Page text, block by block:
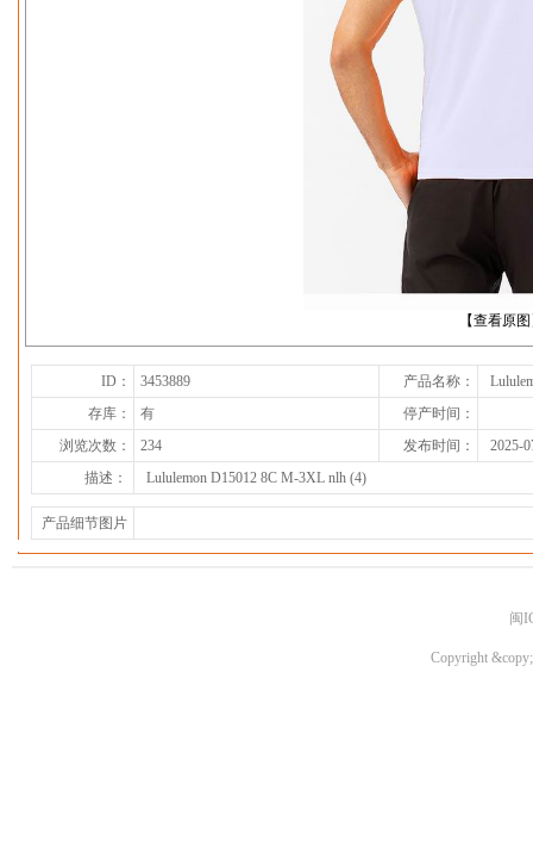
【查看原
ID： 3453889 产品名称：
存库：
有
停产时间：
浏览次数：
234 发布时间：
2025-
描述：
Lululemon D15012 8C M-3XL nlh (4)
产品细节图片
闽
Copyright